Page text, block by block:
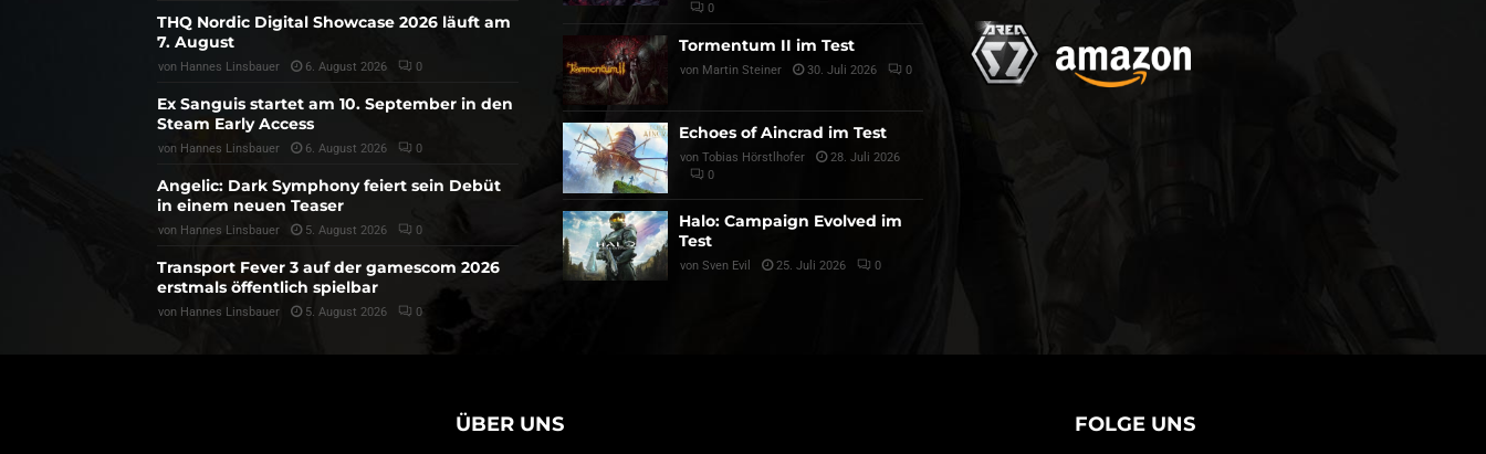
THQ Nordic Digital Showcase 2026 läuft am
7. August
von Hannes Linsbauer 6. August 2026 0
Ex Sanguis startet am 10. September in den
Steam Early Access
von Hannes Linsbauer 6. August 2026 0
Angelic: Dark Symphony feiert sein Debüt
in einem neuen Teaser
von Hannes Linsbauer 5. August 2026 0
Transport Fever 3 auf der gamescom 2026
erstmals öffentlich spielbar
von Hannes Linsbauer 5. August 2026 0
0
Tormentum II im Test
von Martin Steiner 30. Juli 2026 0
Echoes of Aincrad im Test
von Tobias Hörstlhofer
28. Juli 2026
0
Halo: Campaign Evolved im
Test
von Sven Evil 25. Juli 2026 0
ÜBER UNS FOLGE UNS